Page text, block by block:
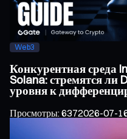
Web3
Конкурентная среда
Solana: стремятся ли
уровня к
Просмотры:6372026-07-